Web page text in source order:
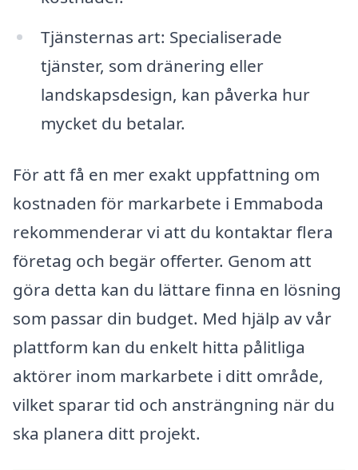
Tjänsternas art: Specialiserade
tjänster, som dränering eller
landskapsdesign, kan påverka hur
mycket du betalar.
För att få en mer exakt uppfattning om
kostnaden för markarbete i Emmaboda
rekommenderar vi att du kontaktar flera
företag och begär offerter. Genom att
göra detta kan du lättare finna en lösning
som passar din budget. Med hjälp av vår
plattform kan du enkelt hitta pålitliga
aktörer inom markarbete i ditt område,
vilket sparar tid och ansträngning när du
ska planera ditt projekt.